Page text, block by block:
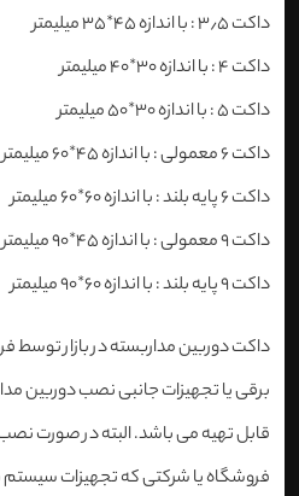
داکت ۳٫۵ : با اندازه ۴۵*۳۵ میلیمتر
داکت ۴ : با اندازه ۳۰*۴۰ میلیمتر
داکت ۵ : با اندازه ۳۰*۵۰ میلیمتر
داکت ۶ معمولی : با اندازه ۴۵*۶۰ میلیمتر
داکت ۶ پایه بلند : با اندازه ۶۰*۶۰ میلیمتر
داکت ۹ معمولی : با اندازه ۴۵*۹۰ میلیمتر
داکت ۹ پایه بلند : با اندازه ۶۰*۹۰ میلیمتر
داکت دوربین مداربسته در بازار
برقی یا تجهیزات جانبی نصب دوربین
قابل تهیه می باشد. البته در صورت
فروشگاه یا شرکتی که تجهیزات سیستم